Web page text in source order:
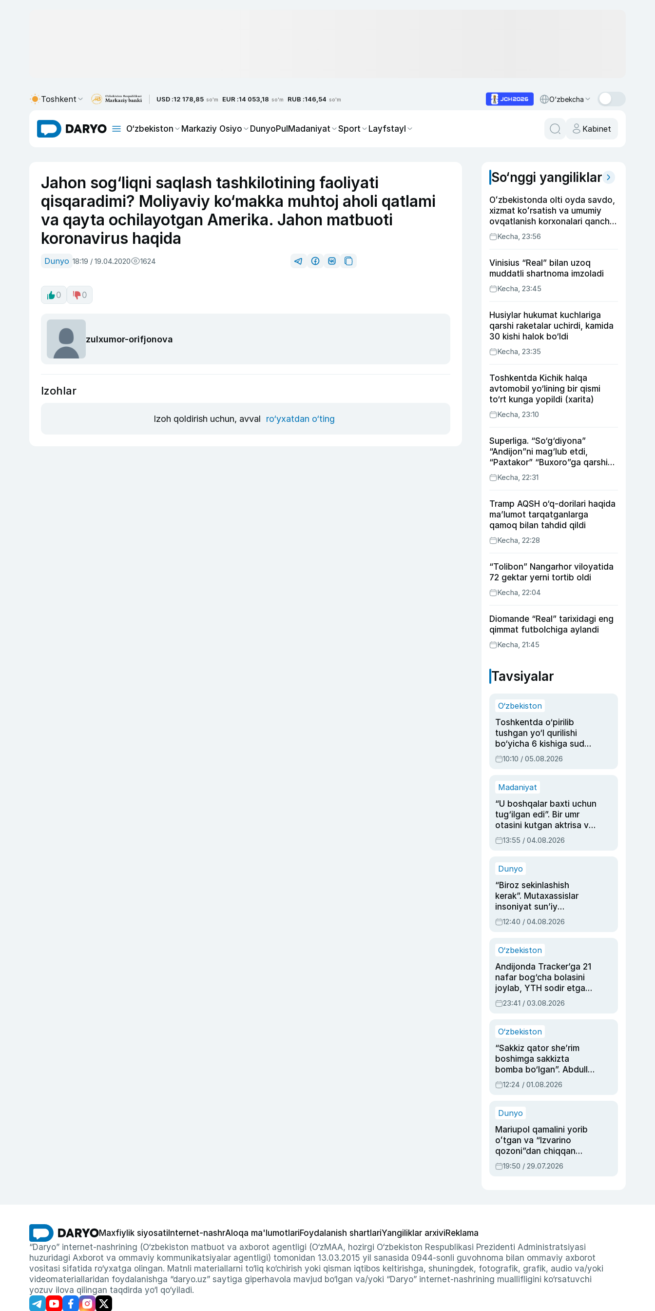
Toshkent USD :12 178,85 so'm EUR :14 053,18 so'm RUB :146,54 so'm O‘zbekcha
O‘zbekiston Markaziy Osiyo DunyoPulMadaniyat Sport Layfstayl Kabinet
Jahon sog‘liqni saqlash tashkilotining faoliyati
qisqaradimi? Moliyaviy ko‘makka muhtoj aholi qatlami
va qayta ochilayotgan Amerika. Jahon matbuoti
koronavirus haqida
Dunyo 18:19 / 19.04.2020 1624
0 0
zulxumor-orifjonova
Izohlar
Izoh qoldirish uchun, avval ro‘yxatdan o‘ting
So‘nggi yangiliklar
Oʻzbekistonda olti oyda savdo,
xizmat koʻrsatish va umumiy
ovqatlanish korxonalari qancha
soliq toʻlagani ochiqlandi
Kecha, 23:56
Vinisius “Real” bilan uzoq
muddatli shartnoma imzoladi
Kecha, 23:45
Husiylar hukumat kuchlariga
qarshi raketalar uchirdi, kamida
30 kishi halok bo‘ldi
Kecha, 23:35
Toshkentda Kichik halqa
avtomobil yo‘lining bir qismi
to‘rt kunga yopildi (xarita)
Kecha, 23:10
Superliga. “So‘g‘diyona”
“Andijon”ni mag‘lub etdi,
“Paxtakor” “Buxoro”ga qarshi
bahsda g‘alabani qo‘ldan
chiqardi
Kecha, 22:31
Tramp AQSH o‘q-dorilari haqida
ma’lumot tarqatganlarga
qamoq bilan tahdid qildi
Kecha, 22:28
“Tolibon” Nangarhor viloyatida
72 gektar yerni tortib oldi
Kecha, 22:04
Diomande “Real” tarixidagi eng
qimmat futbolchiga aylandi
Kecha, 21:45
Tavsiyalar
O‘zbekiston
Toshkentda o‘pirilib
tushgan yo‘l qurilishi
bo‘yicha 6 kishiga sud
hukmi o‘qildi
10:10 / 05.08.2026
Madaniyat
“U boshqalar baxti uchun
tug‘ilgan edi”. Bir umr
otasini kutgan aktrisa va
dublyaj ustasi Rimma
Ahmedovaning
13:55 / 04.08.2026
Dunyo
“Biroz sekinlashish
kerak”. Mutaxassislar
insoniyat sun’iy
intellektni boshqara
olmay qolishidan xavotir
12:40 / 04.08.2026
O‘zbekiston
Andijonda Tracker’ga 21
nafar bog‘cha bolasini
joylab, YTH sodir etgan
ayolga sud hukmi o‘qildi
23:41 / 03.08.2026
O‘zbekiston
“Sakkiz qator she’rim
boshimga sakkizta
bomba bo‘lgan”. Abdulla
Oripovni siyosiy
ayblovlardan asrab
12:24 / 01.08.2026
Dunyo
Mariupol qamalini yorib
oʻtgan va “Izvarino
qozoni”dan chiqqan
qahramon — Ukraina
armiyasi bosh
19:50 / 29.07.2026
Maxfiylik siyosati Internet-nashrAloqa ma'lumotlariFoydalanish shartlariYangiliklar arxiviReklama
“Daryo” internet-nashrining (O‘zbekiston matbuot va axborot agentligi (O‘zMAA, hozirgi O‘zbekiston Respublikasi Prezidenti Administratsiyasi
huzuridagi Axborot va ommaviy kommunikatsiyalar agentligi) tomonidan 13.03.2015 yil sanasida 0944-sonli guvohnoma bilan ommaviy axborot
vositasi sifatida ro‘yxatga olingan. Matnli materiallarni to‘liq ko‘chirish yoki qisman iqtibos keltirishga, shuningdek, fotografik, grafik, audio va/yoki
videomateriallaridan foydalanishga “daryo.uz” saytiga giperhavola mavjud bo‘lgan va/yoki “Daryo” internet-nashrining muallifligini ko‘rsatuvchi
yozuv ilova qilingan taqdirda yo‘l qo‘yiladi.